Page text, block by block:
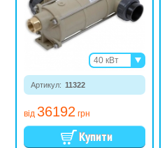
Артикул: 11322
від 36192 грн
40 кВт
75 кВт